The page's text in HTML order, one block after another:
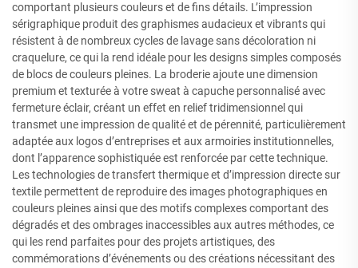
comportant plusieurs couleurs et de fins détails. L’impression
sérigraphique produit des graphismes audacieux et vibrants qui
résistent à de nombreux cycles de lavage sans décoloration ni
craquelure, ce qui la rend idéale pour les designs simples composés
de blocs de couleurs pleines. La broderie ajoute une dimension
premium et texturée à votre sweat à capuche personnalisé avec
fermeture éclair, créant un effet en relief tridimensionnel qui
transmet une impression de qualité et de pérennité, particulièrement
adaptée aux logos d’entreprises et aux armoiries institutionnelles,
dont l’apparence sophistiquée est renforcée par cette technique.
Les technologies de transfert thermique et d’impression directe sur
textile permettent de reproduire des images photographiques en
couleurs pleines ainsi que des motifs complexes comportant des
dégradés et des ombrages inaccessibles aux autres méthodes, ce
qui les rend parfaites pour des projets artistiques, des
commémorations d’événements ou des créations nécessitant des